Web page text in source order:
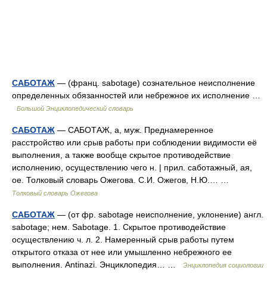
САБОТАЖ — (франц. sabotage) сознательное неисполнение
определенных обязанностей или небрежное их исполнение …
Большой Энциклопедический словарь
САБОТАЖ — САБОТАЖ, а, муж. Преднамеренное
расстройство или срыв работы при соблюдении видимости её
выполнения, а также вообще скрытое противодействие
исполнению, осуществлению чего н. | прил. саботажный, ая,
ое. Толковый словарь Ожегова. С.И. Ожегов, Н.Ю.… …
Толковый словарь Ожегова
САБОТАЖ — (от фр. sabotage неисполнение, уклонение) англ.
sabotage; нем. Sabotage. 1. Скрытое противодействие
осуществлению ч. л. 2. Намеренный срыв работы путем
открытого отказа от нее или умышленно небрежного ее
выполнения. Antinazi. Энциклопедия… …
Энциклопедия социологии